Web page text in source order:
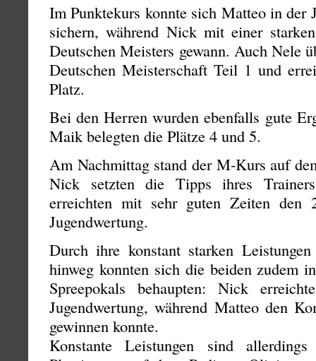
Im Punktekurs konnte sich Matteo in der
sichern, während Nick mit einer
Deutschen Meisters gewann. Auch Nele
Deutschen Meisterschaft Teil 1 und
Platz.
Bei den Herren wurden ebenfalls gute
Maik belegten die Plätze 4 und 5.
Am Nachmittag stand der M-Kurs auf
Nick setzten die Tipps ihres
erreichten mit sehr guten Zeiten
Jugendwertung.
Durch ihre konstant starken
hinweg konnten sich die beiden zudem
Spreepokals behaupten: Nick
Jugendwertung, während Matteo den
gewinnen konnte.
Konstante Leistungen sind